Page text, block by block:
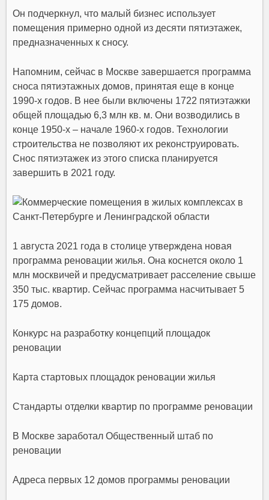
Он подчеркнул, что малый бизнес использует
помещения примерно одной из десяти пятиэтажек,
предназначенных к сносу.
Напомним, сейчас в Москве завершается программа
сноса пятиэтажных домов, принятая еще в конце
1990-х годов. В нее были включены 1722 пятиэтажки
общей площадью 6,3 млн кв. м. Они возводились в
конце 1950-х– начале 1960-х годов. Технологии
строительства не позволяют их реконструировать.
Снос пятиэтажек из этого списка планируется
завершить в 2021 году.
1 августа 2021 года в столице утверждена новая
программа реновациижилья. Она коснется около 1
млн москвичей и предусматривает расселение свыше
350 тыс. квартир. Сейчас программа насчитывает 5
175 домов.
Конкурс на разработку концепций площадок
реновации
Карта стартовых площадок реновации жилья
Стандарты отделки квартир по программе реновации
В Москве заработал Общественный штаб по
реновации
Адреса первых 12 домов программы реновации